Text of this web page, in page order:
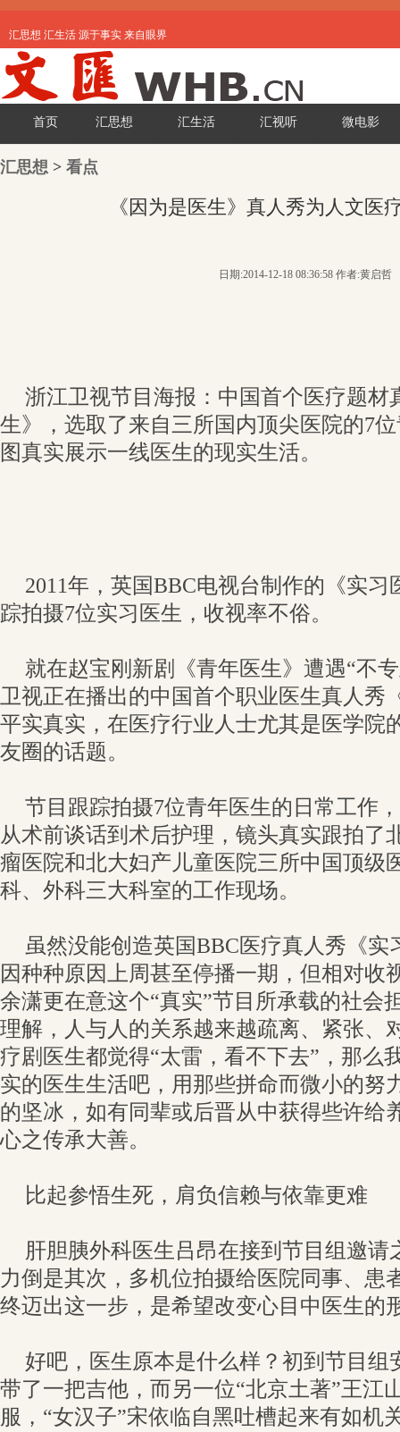
汇思想 汇生活 源于事实 来自眼界
首页 汇思想 汇生活 汇视听 微电影
汇思想 > 看点
《因为是医生》真人秀为人文医
日期:2014-12-18 08:36:58 作者:黄启哲
浙江卫视节目海报：中国首个医疗题材
生》，选取了来自三所国内顶尖医院的7
图真实展示一线医生的现实生活。
2011年，英国BBC电视台制作的《实
踪拍摄7位实习医生，收视率不俗。
就在赵宝刚新剧《青年医生》遭遇“不
卫视正在播出的中国首个职业医生真人秀
平实真实，在医疗行业人士尤其是医学院
友圈的话题。
节目跟踪拍摄7位青年医生的日常工作
从术前谈话到术后护理，镜头真实跟拍了
瘤医院和北大妇产儿童医院三所中国顶级
科、外科三大科室的工作现场。
虽然没能创造英国BBC医疗真人秀《实
因种种原因上周甚至停播一期，但相对收
余潇更在意这个“真实”节目所承载的社
理解，人与人的关系越来越疏离、紧张、
疗剧医生都觉得“太雷，看不下去”，那么
实的医生生活吧，用那些拼命而微小的努
的坚冰，如有同辈或后晋从中获得些许给
心之传承大善。
比起参悟生死，肩负信赖与依靠更难
肝胆胰外科医生吕昂在接到节目组邀请
力倒是其次，多机位拍摄给医院同事、患
终迈出这一步，是希望改变心目中医生的
好吧，医生原本是什么样？初到节目组
带了一把吉他，而另一位“北京土著”王江
服，“女汉子”宋依临自黑吐槽起来有如机